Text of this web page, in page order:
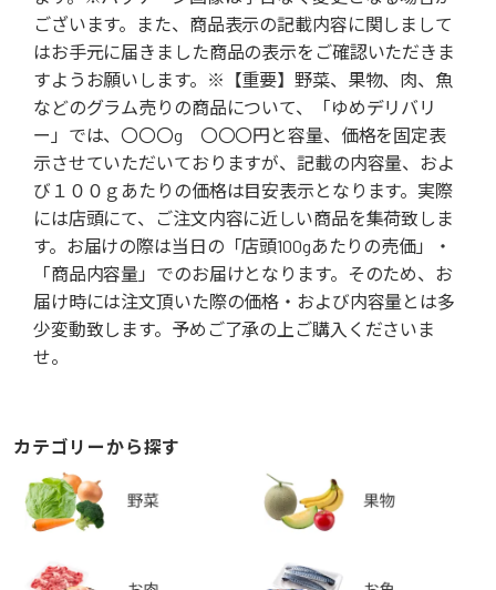
ございます。また、商品表示の記載内容に関しまして
はお手元に届きました商品の表示をご確認いただきま
すようお願いします。※【重要】野菜、果物、肉、魚
などのグラム売りの商品について、「ゆめデリバリ
ー」では、〇〇〇g 〇〇〇円と容量、価格を固定表
示させていただいておりますが、記載の内容量、およ
び１００ｇあたりの価格は目安表示となります。実際
には店頭にて、ご注文内容に近しい商品を集荷致しま
す。お届けの際は当日の「店頭100gあたりの売価」・
「商品内容量」でのお届けとなります。そのため、お
届け時には注文頂いた際の価格・および内容量とは多
少変動致します。予めご了承の上ご購入くださいま
せ。
カテゴリーから探す